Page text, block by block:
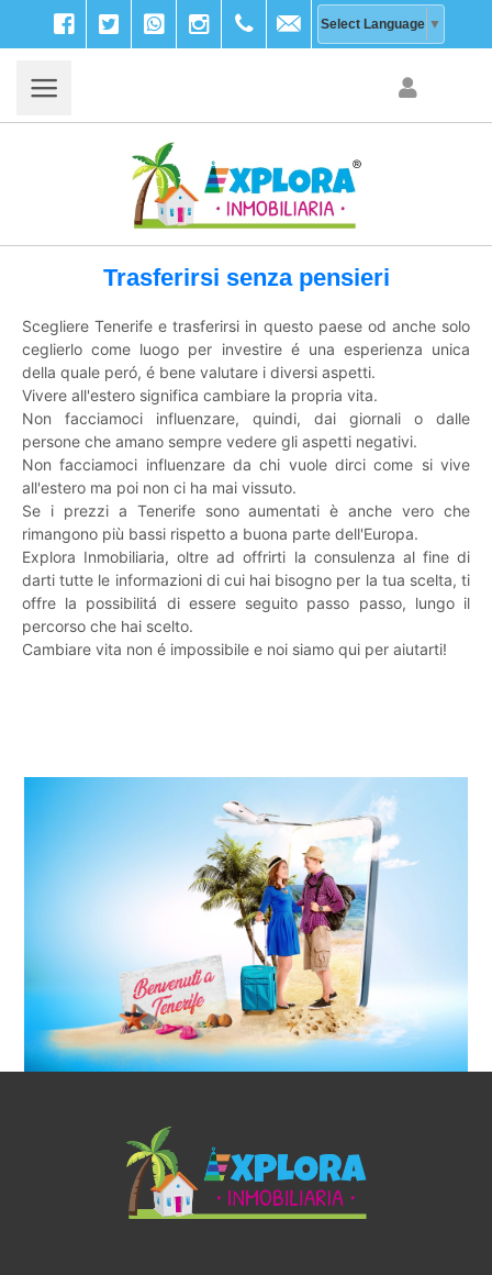
FacebookTwitter WhatsAppInstagram
+39
203
9756
info@explora-
Select Language ▼
Trasferirsi senza pensieri
Scegliere Tenerife e trasferirsi in questo paese od anche solo
ceglierlo come luogo per investire é una esperienza unica
della quale peró, é bene valutare i diversi aspetti.
Vivere all'estero significa cambiare la propria vita.
Non facciamoci influenzare, quindi, dai giornali o dalle
persone che amano sempre vedere gli aspetti negativi.
Non facciamoci influenzare da chi vuole dirci come si vive
all'estero ma poi non ci ha mai vissuto.
Se i prezzi a Tenerife sono aumentati è anche vero che
rimangono più bassi rispetto a buona parte dell'Europa.
Explora Inmobiliaria, oltre ad offrirti la consulenza al fine di
darti tutte le informazioni di cui hai bisogno per la tua scelta, ti
offre la possibilitá di essere seguito passo passo, lungo il
percorso che hai scelto.
Cambiare vita non é impossibile e noi siamo qui per aiutarti!